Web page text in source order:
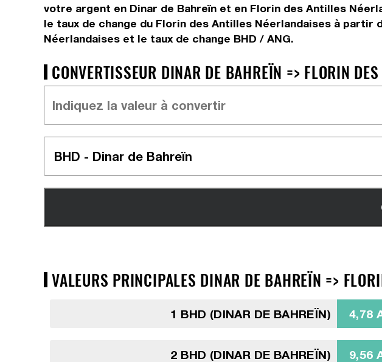
votre argent en Dinar de Bahreïn et en Florin des Antilles
le taux de change du Florin des Antilles Néerlandaises à partir
Néerlandaises et le taux de change BHD / ANG.
CONVERTISSEUR DINAR DE BAHREÏN => FLORIN
VALEURS PRINCIPALES DINAR DE BAHREÏN =>
1 BHD (DINAR DE BAHREÏN) 4,78
2 BHD (DINAR DE BAHREÏN) 9,56